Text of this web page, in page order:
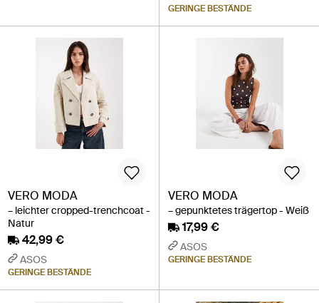
GERINGE BESTÄNDE
VERO MODA
– leichter cropped-trenchcoat -
Natur
42,99 €
ASOS
GERINGE BESTÄNDE
VERO MODA
– gepunktetes trägertop - Weiß
17,99 €
ASOS
GERINGE BESTÄNDE